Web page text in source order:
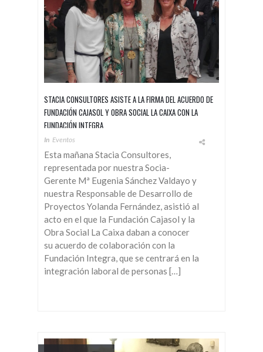
STACIA CONSULTORES ASISTE A LA FIRMA DEL ACUERDO DE
FUNDACIÓN CAJASOL Y OBRA SOCIAL LA CAIXA CON LA
FUNDACIÓN INTEGRA
In Eventos
Esta mañana Stacia Consultores,
representada por nuestra Socia-
Gerente Mª Eugenia Sánchez Valdayo y
nuestra Responsable de Desarrollo de
Proyectos Yolanda Fernández, asistió al
acto en el que la Fundación Cajasol y la
Obra Social La Caixa daban a conocer
su acuerdo de colaboración con la
Fundación Integra, que se centrará en la
integración laboral de personas […]